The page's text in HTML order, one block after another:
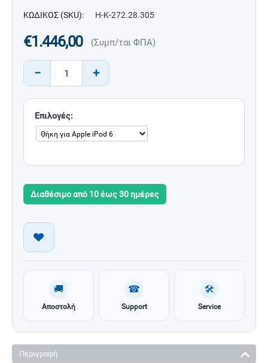
ΚΩΔΙΚΟΣ (SKU): H-K-272.28.305
€1.446,00 (Συμπ/ται ΦΠΑ)
+
−
Επιλογές:
Διαθέσιμο από 10 έως 30 ημέρες
🚚
Αποστολή
☎
Support
🛠
Service
Περιγραφή